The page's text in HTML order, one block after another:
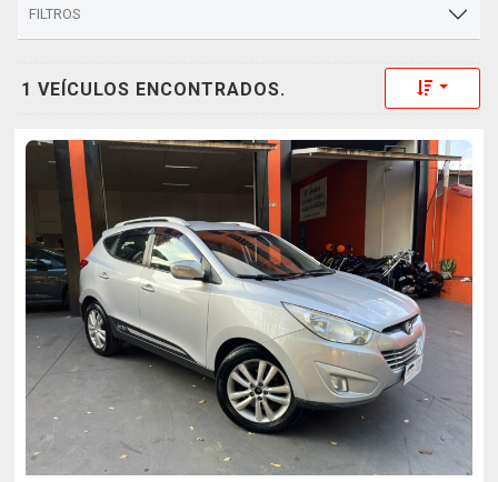
FILTROS
1 VEÍCULOS ENCONTRADOS. Toggle